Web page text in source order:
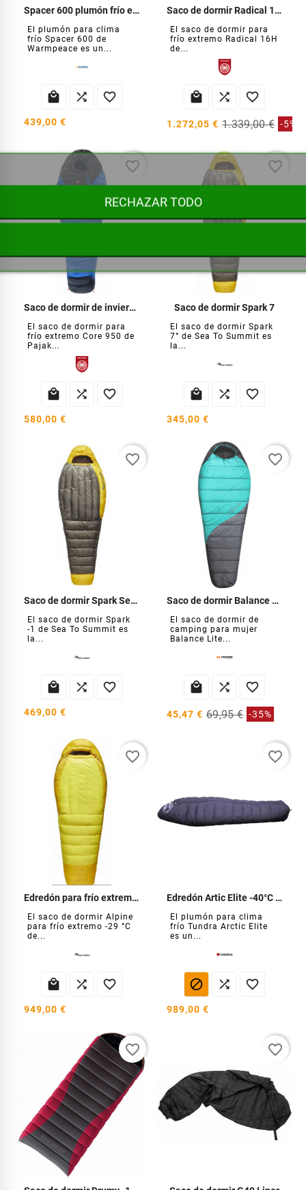
Spacer 600 plumón frío extremo
El plumón para clima
frío Spacer 600 de
Warmpeace es un...
  
439,00 €
Saco de dormir Radical 16H frío extremo
El saco de dormir para
frío extremo Radical 16H
de...
  
1.272,05 € 1.339,00 € -5%
Saco de dormir de invierno Core 950
El saco de dormir para
frío extremo Core 950 de
Pajak...
  
580,00 €
favorite_border
Saco de dormir Spark 7
El saco de dormir Spark
7° de Sea To Summit es
la...
  
345,00 €
favorite_border
Saco de dormir Spark Sea To Summit
El saco de dormir Spark
-1 de Sea To Summit es
la...
  
469,00 €
favorite_border
Saco de dormir Balance Lite Lady
El saco de dormir de
camping para mujer
Balance Lite...
  
45,47 € 69,95 € -35%
favorite_border
Edredón para frío extremo Alpine -29°C
El saco de dormir Alpine
para frío extremo -29 °C
de...
  
949,00 €
favorite_border
Edredón Artic Elite -40°C Tundra
El plumón para clima
frío Tundra Arctic Elite
es un...
  
989,00 €
favorite_border
favorite_border favorite_border
RECHAZAR TODO